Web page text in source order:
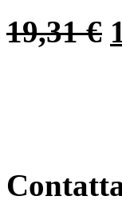
19,31€